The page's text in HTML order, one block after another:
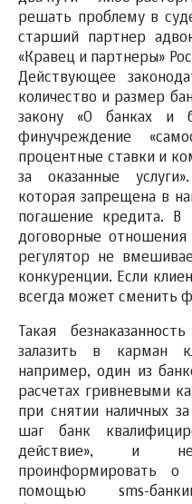
решать проблему в
старший партнер
«Кравец и партнеры»
Действующее
количество и размер
закону «О банках и
финучреждение
процентные ставки и
за оказанные
которая запрещена в
погашение кредита. В
договорные
регулятор не
конкуренции. Если
всегда может сменить
Такая
залазить в карман
например, один из
расчетах гривневыми
при снятии наличных
шаг банк
действие», и
проинформировать
помощью sms-